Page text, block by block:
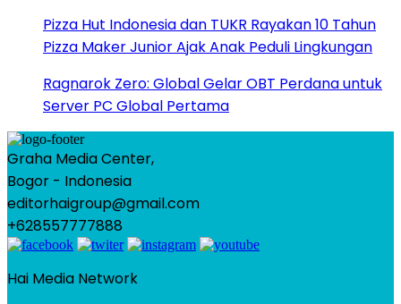
Pizza Hut Indonesia dan TUKR Rayakan 10 Tahun
Pizza Maker Junior Ajak Anak Peduli Lingkungan
Ragnarok Zero: Global Gelar OBT Perdana untuk
Server PC Global Pertama
Graha Media Center,
Bogor - Indonesia
editorhaigroup@gmail.com
+628557777888
Hai Media Network